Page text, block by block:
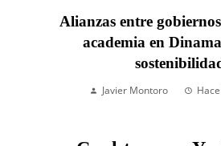
Alianzas entre
academia en
Javier Montoro